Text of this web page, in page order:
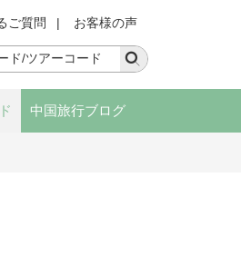
ご質問 | お客様の声
中国旅行ブログ